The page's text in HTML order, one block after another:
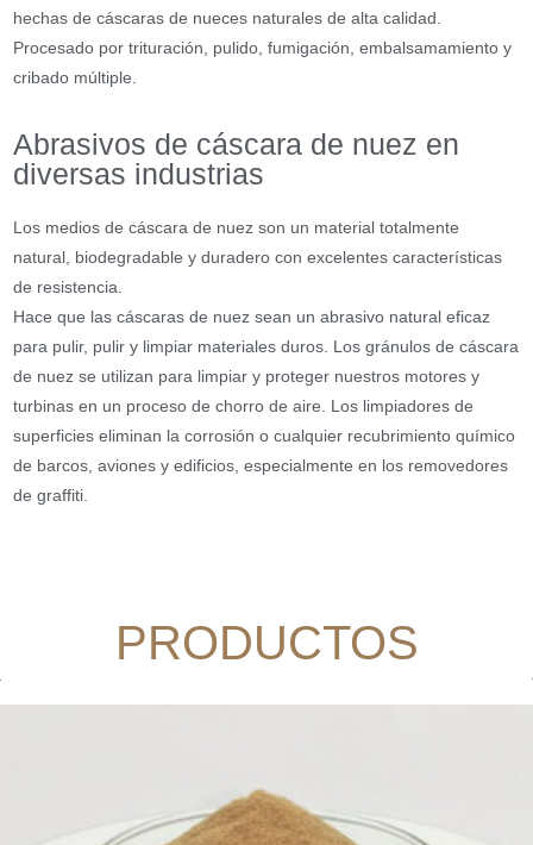
hechas de cáscaras de nueces naturales de alta calidad.
Procesado por trituración, pulido, fumigación, embalsamamiento y
cribado múltiple.
Abrasivos de cáscara de nuez en
diversas industrias
Los medios de cáscara de nuez son un material totalmente
natural, biodegradable y duradero con excelentes características
de resistencia.
Hace que las cáscaras de nuez sean un abrasivo natural eficaz
para pulir, pulir y limpiar materiales duros. Los gránulos de cáscara
de nuez se utilizan para limpiar y proteger nuestros motores y
turbinas en un proceso de chorro de aire. Los limpiadores de
superficies eliminan la corrosión o cualquier recubrimiento químico
de barcos, aviones y edificios, especialmente en los removedores
de graffiti.
PRODUCTOS